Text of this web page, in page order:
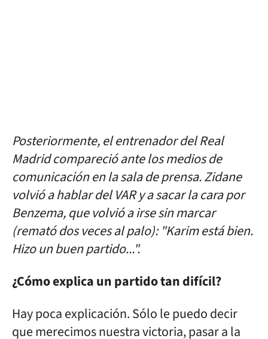
Posteriormente, el entrenador del Real
Madrid compareció ante los medios de
comunicación en la sala de prensa. Zidane
volvió a hablar del VAR y a sacar la cara por
Benzema, que volvió a irse sin marcar
(remató dos veces al palo): "Karim está bien.
Hizo un buen partido...".
¿Cómo explica un partido tan difícil?
Hay poca explicación. Sólo le puedo decir
que merecimos nuestra victoria, pasar a la